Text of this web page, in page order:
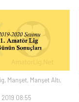
, Manşet, Manşet Altı,
2019 08:55